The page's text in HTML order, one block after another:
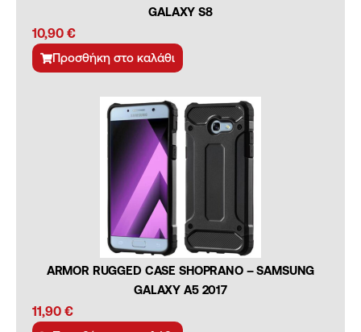
GALAXY S8
10,90 €
Προσθήκη στο καλάθι
ARMOR RUGGED CASE SHOPRANO – SAMSUNG
GALAXY A5 2017
11,90 €